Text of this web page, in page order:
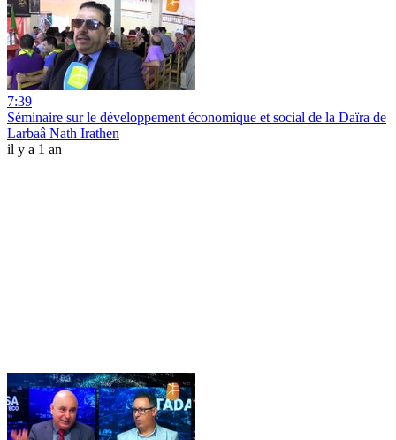
7:39
Séminaire sur le développement économique et social de la Daïra de
Larbaâ Nath Irathen
il y a 1 an